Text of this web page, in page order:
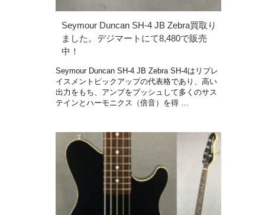
Seymour Duncan SH-4 JB Zebra買取り
ました。デジマートにて8,480で販売
中！
Seymour Duncan SH-4 JB Zebra SH-4はリプレ
イスメントピックアップの代表格であり、高い
出力をもち、アンプをプッシュして多くのサス
テインとハーモニクス（倍音）を得 …